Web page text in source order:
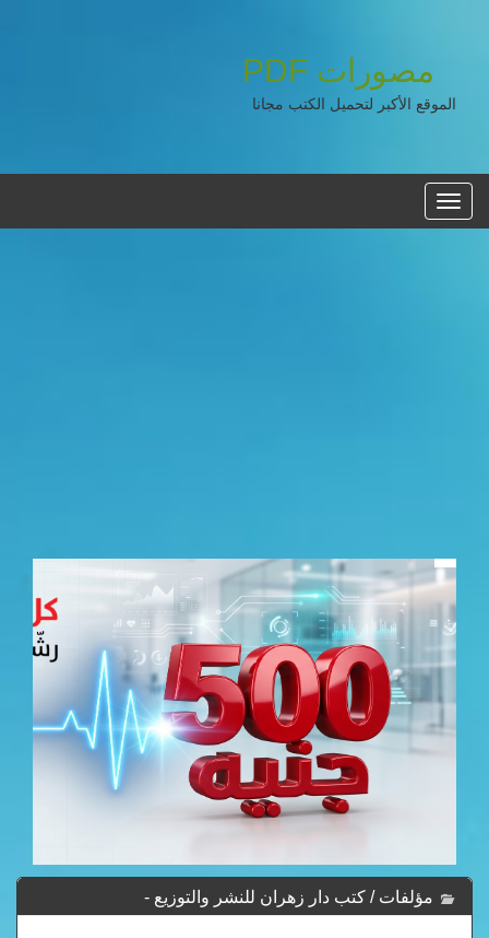
مصورات PDF
الموقع الأكبر لتحميل الكتب مجانا
القائمه
الرئيسية
مؤلفات / كتب دار زهران للنشر والتوزيع -